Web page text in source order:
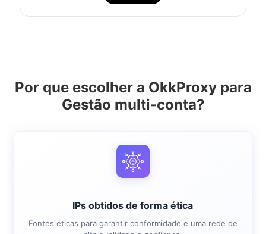
Por que escolher a OkkProxy para
Gestão multi-conta?
IPs obtidos de forma ética
Fontes éticas para garantir conformidade e uma rede de